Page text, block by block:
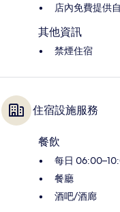
店內免費提供
其他資訊
禁煙住宿
住宿設施服務
餐飲
每日
餐廳
酒吧/酒廊